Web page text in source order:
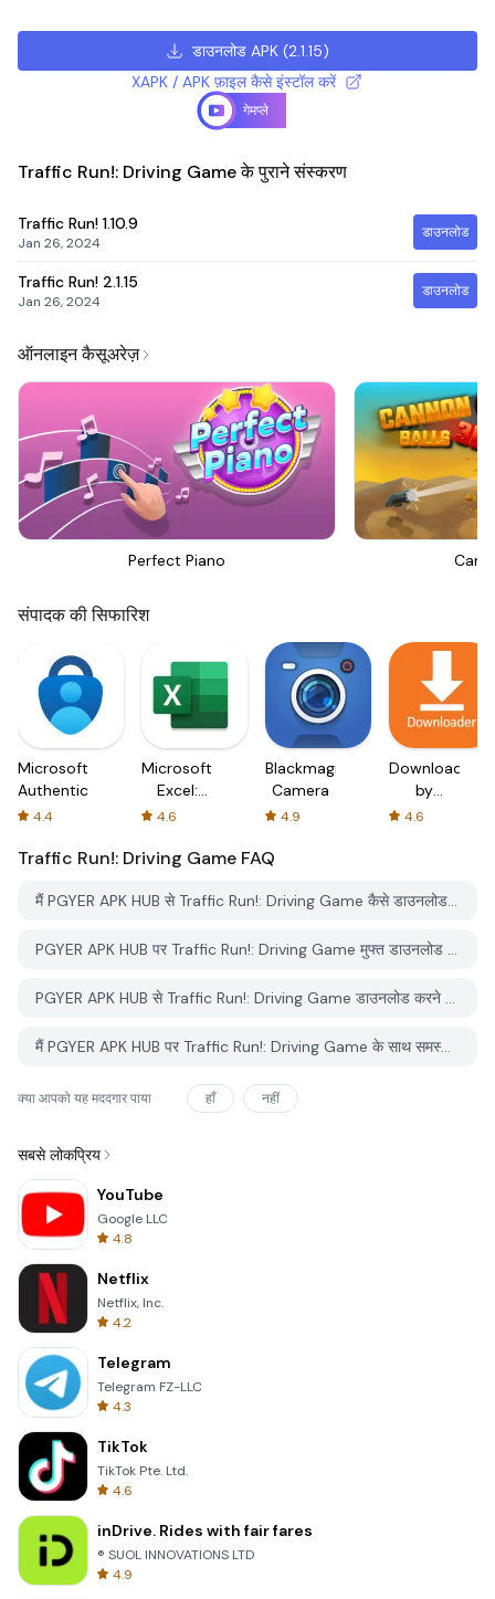
डाउनलोड APK(2.1.15)
XAPK / APK फ़ाइल कैसे इंस्टॉल करें
गेमप्ले
Traffic Run!: Driving Game के पुराने संस्करण
Traffic Run! 1.10.9
Jan 26, 2024
डाउनलोड
Traffic Run! 2.1.15
Jan 26, 2024
डाउनलोड
ऑनलाइन कैसूअरेज़
Perfect Piano
संपादक की सिफारिश
Microsoft
Authenticator
4.4
Microsoft
Excel:
Spreadsheets
4.6
Blackmagic
Camera
4.9
Downloader
by
AFTVnews
4.6
Traffic Run!: Driving Game FAQ
मैं PGYER APK HUB से Traffic Run!: Driving Game कैसे डाउनलोड करूं?
PGYER APK HUB पर Traffic Run!: Driving Game मुफ्त डाउनलोड करने के लिए है?
PGYER APK HUB से Traffic Run!: Driving Game डाउनलोड करने के लिए मुझे एक खाता चाहिए?
मैं PGYER APK HUB पर Traffic Run!: Driving Game के साथ समस्या कैसे रिपोर्ट कर सकता हूँ?
क्या आपको यह मददगार पाया हाँ नहीं
सबसे लोकप्रिय
YouTube
Google LLC
4.8
Netflix
Netflix, Inc.
4.2
Telegram
Telegram FZ-LLC
4.3
TikTok
TikTok Pte. Ltd.
4.6
inDrive. Rides with fair fares
® SUOL INNOVATIONS LTD
4.9